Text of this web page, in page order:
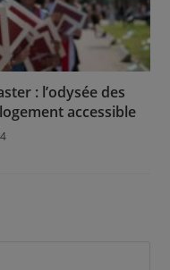
: l’odysée des
accessible